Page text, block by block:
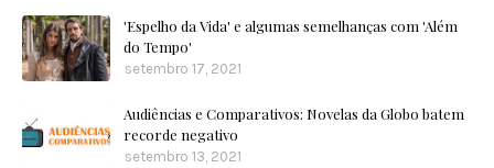
'Espelho da Vida' e algumas semelhanças com 'Além
do Tempo'
setembro 17, 2021
Audiências e Comparativos: Novelas da Globo batem
recorde negativo
setembro 13, 2021